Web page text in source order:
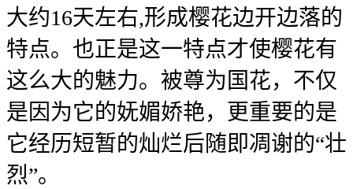
大约16天左右,形成樱花边开边落的
特点。也正是这一特点才使樱花有
这么大的魅力。被尊为国花，不仅
是因为它的妩媚娇艳，更重要的是
它经历短暂的灿烂后随即凋谢的“壮
烈”。